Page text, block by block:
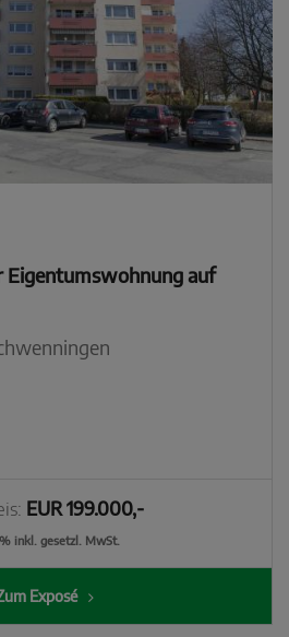
Eigentumswohnung auf
EUR 199.000,-
inkl. gesetzl. MwSt.
Exposé